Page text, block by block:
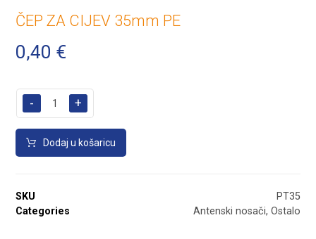
ČEP ZA CIJEV 35mm PE
0,40 €
- +
Dodaj u košaricu
SKU
PT35
Categories
Antenski nosači, Ostalo